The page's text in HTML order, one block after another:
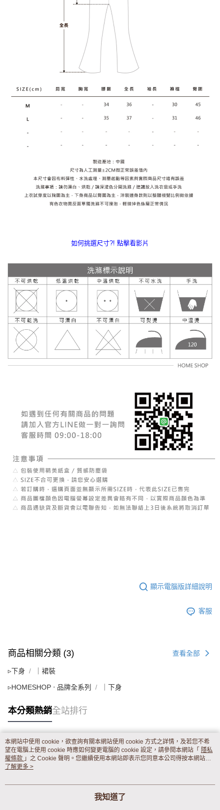
如何挑選尺寸?! 點擊看影片
顯示電腦版詳細說明
客服
商品相關分類 (3) 查看全部
▹下身 ｜裙裝
▹HOMESHOP ‧ 品牌全系列 ｜下身
本分類熱銷全站排行
熱門標籤
本網站中使用 cookie，欲查詢有關本網站使用 cookie 方式之詳情，及若您不希
望在電腦上使用 cookie 時應如何變更電腦的 cookie 設定，請參閱本網站「 隱私
權條款 」之 Cookie 聲明。您繼續使用本網站即表示您同意本公司得按本網站使
用條款之 Cookie 聲明使用 cookie。
了解更多 >
我知道了